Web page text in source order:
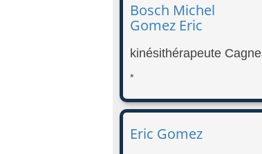
Bosch Michel
Gomez Eric
kinésithérapeute
*
Eric Gomez